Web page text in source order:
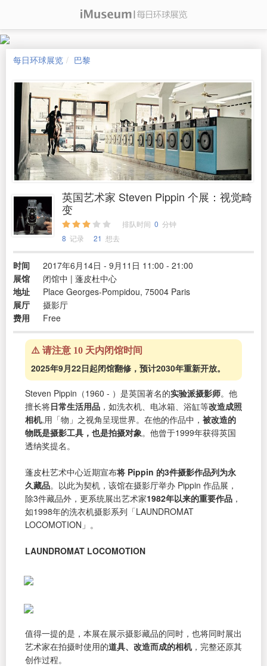
每日环球展览 巴黎
英国艺术家 Steven Pippin 个展：视觉畸
变
排队时间 0 分钟
8 记录 21 想去
时间
2017年6月14日 - 9月11日 11:00 - 21:00
展馆
闭馆中 | 蓬皮杜中心
地址
Place Georges-Pompidou, 75004 Paris
展厅
摄影厅
费用
Free
⚠️ 请注意 10 天内闭馆时间
2025年9月22日起闭馆翻修，预计2030年重新开放。
Steven Pippin（1960 - ）是英国著名的实验派摄影师。他
擅长将日常生活用品 ，如洗衣机、电冰箱、浴缸等改造成照
相机,用「物」之视角呈现世界。在他的作品中， 被改造的
物既是摄影工具，也是拍摄对象。他曾于1999年获得英国
透纳奖提名。
蓬皮杜艺术中心近期宣布将 Pippin 的3件摄影作品列为永
久藏品。以此为契机，该馆在摄影厅举办 Pippin 作品展，
除3件藏品外，更系统展出艺术家1982年以来的重要作品 ，
如1998年的洗衣机摄影系列「LAUNDROMAT
LOCOMOTION」。
LAUNDROMAT LOCOMOTION
值得一提的是，本展在展示摄影藏品的同时，也将同时展出
艺术家在拍摄时使用的道具、改造而成的相机，完整还原其
创作过程。